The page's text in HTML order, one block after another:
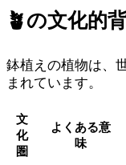
🪴の文化的
鉢植えの植物は、
まれています。
文
化
圏
よくある意
味